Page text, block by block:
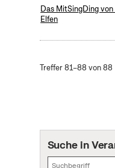
Das MitSingDing
Elfen
Treffer 81–88 von 88
Suche in